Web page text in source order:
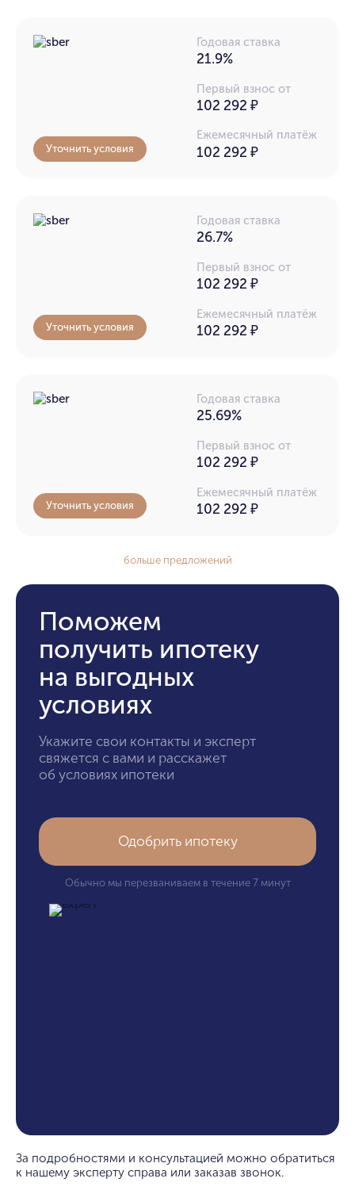
Годовая ставка
21.9%
Первый взнос от
102 292 ₽
Ежемесячный платёж
102 292 ₽
Уточнить условия
Годовая ставка
26.7%
Первый взнос от
102 292 ₽
Ежемесячный платёж
102 292 ₽
Уточнить условия
Годовая ставка
25.69%
Первый взнос от
102 292 ₽
Ежемесячный платёж
102 292 ₽
Уточнить условия
больше предложений
Поможем
получить ипотеку
на выгодных
условиях
Укажите свои контакты и эксперт
свяжется с вами и расскажет
об условиях ипотеки
Одобрить ипотеку
Обычно мы перезваниваем в течение 7 минут
За подробностями и консультацией можно обратиться
к нашему эксперту справа или заказав звонок.